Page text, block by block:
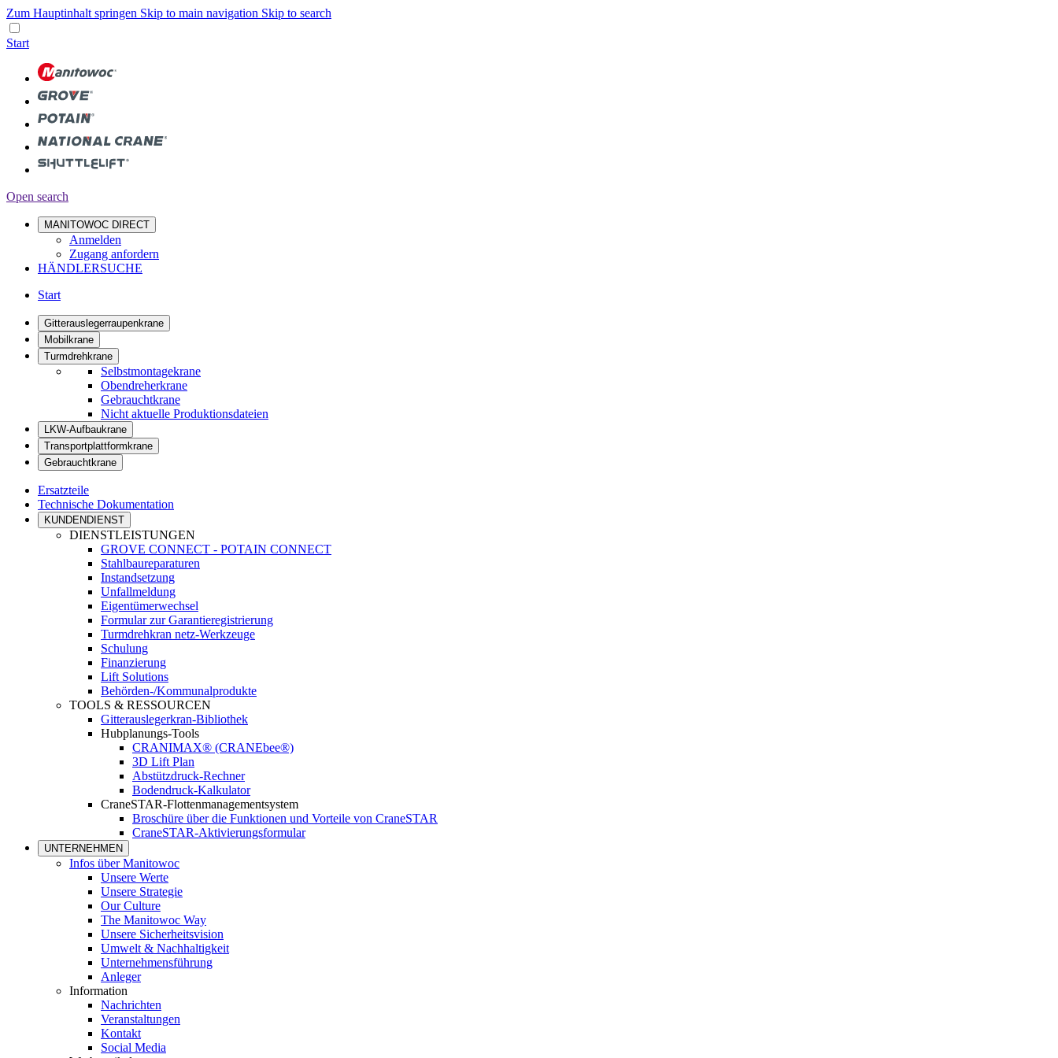
Zum Hauptinhalt springen Skip to main navigation Skip to search
Start
Open search
MANITOWOC DIRECT
Anmelden
Zugang anfordern
HÄNDLERSUCHE
Start
Gitterauslegerraupenkrane
Mobilkrane
Turmdrehkrane
Selbstmontagekrane
Obendreherkrane
Gebrauchtkrane
Nicht aktuelle Produktionsdateien
LKW-Aufbaukrane
Transportplattformkrane
Gebrauchtkrane
Ersatzteile
Technische Dokumentation
KUNDENDIENST
DIENSTLEISTUNGEN
GROVE CONNECT - POTAIN CONNECT
Stahlbaureparaturen
Instandsetzung
Unfallmeldung
Eigentümerwechsel
Formular zur Garantieregistrierung
Turmdrehkran netz-Werkzeuge
Schulung
Finanzierung
Lift Solutions
Behörden-/Kommunalprodukte
TOOLS & RESSOURCEN
Gitterauslegerkran-Bibliothek
Hubplanungs-Tools
CRANIMAX® (CRANEbee®)
3D Lift Plan
Abstützdruck-Rechner
Bodendruck-Kalkulator
CraneSTAR-Flottenmanagementsystem
Broschüre über die Funktionen und Vorteile von CraneSTAR
CraneSTAR-Aktivierungsformular
UNTERNEHMEN
Infos über Manitowoc
Unsere Werte
Unsere Strategie
Our Culture
The Manitowoc Way
Unsere Sicherheitsvision
Umwelt & Nachhaltigkeit
Unternehmensführung
Anleger
Information
Nachrichten
Veranstaltungen
Kontakt
Social Media